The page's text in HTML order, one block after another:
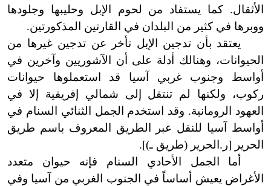
الأثقال. كما يستفاد من لحوم الإبل وحليبها وجلودها
ووبرها في كثير من البلدان في القارتين المذكورتين.
يعتقد بأن تدجين الإبل تأخر عن تدجين غيرها من
الحيوانات، وهنالك أدلة على أن الآشوريين وآخرين في
أواسط وجنوب غربي آسيا قد استعملوها حيوانات
ركوب، ولكنها لم تنتقل إلى شمالي إفريقية إلا في
العهود الرومانية. وقد استخدم الجمل الثنائي السنام في
أواسط آسيا للنقل عبر الطريق المعروف باسم طريق
الحرير [ر.الحرير (طريق ـ)]
.
أما الجمل الأحادي السنام فإنه حيوان متعدد
الأغراض يعيش أساساً في الجنوب الغربي من آسيا وفي